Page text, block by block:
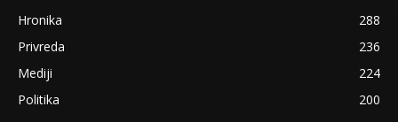
Hronika
288
Privreda
236
Mediji
224
Politika
200